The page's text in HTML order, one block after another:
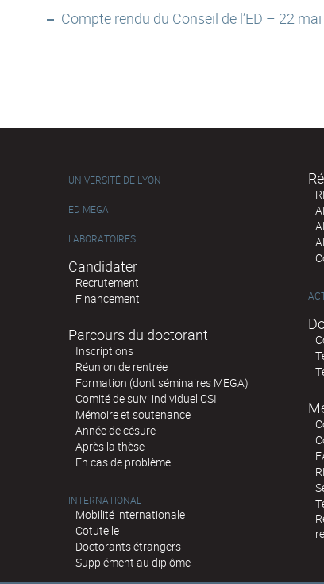
Compte rendu du Conseil de l’ED – 22
UNIVERSITÉ DE LYON
ED MEGA
LABORATOIRES
Candidater
Recrutement
Financement
Parcours du doctorant
Inscriptions
Réunion de rentrée
Formation (dont séminaires MEGA)
Comité de suivi individuel CSI
Mémoire et soutenance
Année de césure
Après la thèse
En cas de problème
INTERNATIONAL
Mobilité internationale
Cotutelle
Doctorants étrangers
Supplément au diplôme